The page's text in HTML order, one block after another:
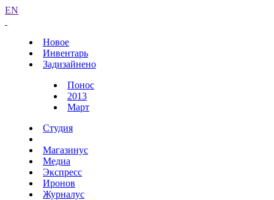
EN
Новое
Инвентарь
Задизайнено
Понос
2013
Март
Студия
Магазинус
Медиа
Экспресс
Иронов
Журналус